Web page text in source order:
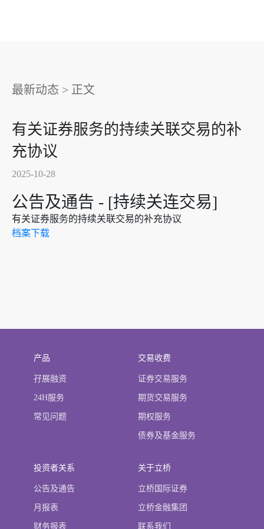
最新动态 > 正文
有关证券服务的持续关联交易的补
充协议
2025-10-28
公告及通告 - [持续关连交易]
有关证券服务的持续关联交易的补充协议
档案下载
产品
孖展融资
24H服务
常见问题
交易收费
证券交易服务
期货交易服务
期权服务
债券及基金服务
投资者关系
公告及通告
月报表
财务报表
关于立桥
立桥国际证券
立桥金融集团
联系我们